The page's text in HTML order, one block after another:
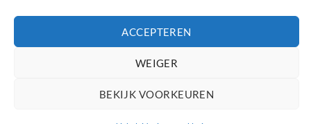
ACCEPTEREN
WEIGER
BEKIJK VOORKEUREN